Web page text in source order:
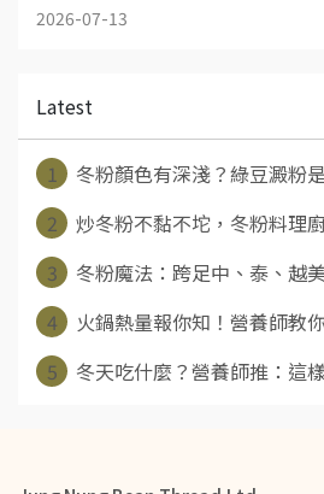
2026-07-13
Latest
1
冬粉顏色有深淺？綠豆澱粉
2
炒冬粉不黏不坨，冬粉料理
3
冬粉魔法：跨足中、泰、越
4
火鍋熱量報你知！營養師教
5
冬天吃什麼？營養師推：這